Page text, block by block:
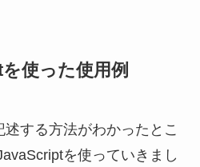
使った使用例
する方法がわかったとこ
を使っていきまし